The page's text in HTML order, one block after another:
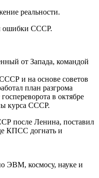
реальности.
ошибки СССР.
от Запада, командой
и на основе советов
план разгрома
в октябре
курса СССР.
после Ленина, поставил
КПСС догнать и
космосу, науке и